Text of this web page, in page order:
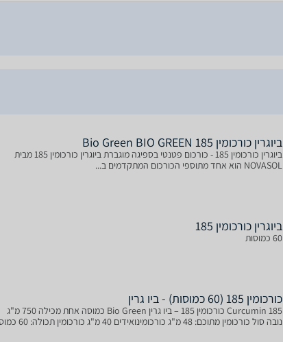
ביוגרין כורכומין 185 Bio Green BIO GREEN
ביוגרין כורכומין 185 - כורכום פטנטי בספיגה מוגברת ביוגרין כורכומין 185 מבית
NOVASOL הוא אחד מתוספי הכורכום המתקדמים ב...
ביוגרין כורכומין 185
60 כמוסות
כורכומין 185 (60 כמוסות) - ביו גרין
Curcumin 185 כורכומין 185 – ביו גרין Bio Green כמוסה אחת מכילה 750 מ"ג
נובה סול כורכומין מתוכם: 48 מ"ג כורכומינואידים 40 מ"ג כורכומין תכולה: 60 כמוסות